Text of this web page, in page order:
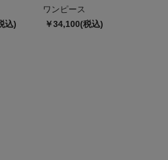
込)
ワンピース
￥34,100(税込)